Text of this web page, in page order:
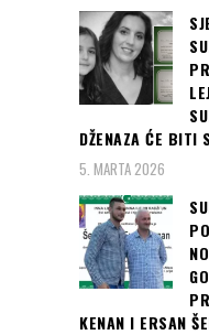
DŽENAZA ĆE BITI
5. MARTA 2026
KENAN I ERSAN